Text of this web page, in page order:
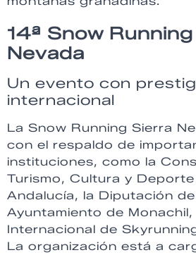
14ª Snow
Nevada
Un evento con
internacional
La Snow Running Sierra
con el respaldo de
instituciones, como la
Turismo, Cultura y
Andalucía, la Diputación
Ayuntamiento de
Internacional de
La organización está a